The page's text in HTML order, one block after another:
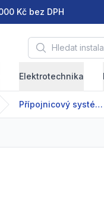
Kč bez DPH
Hledat
Elektrotechnika
Přípojnicový systém - GDA/GDR - 63-2500 A